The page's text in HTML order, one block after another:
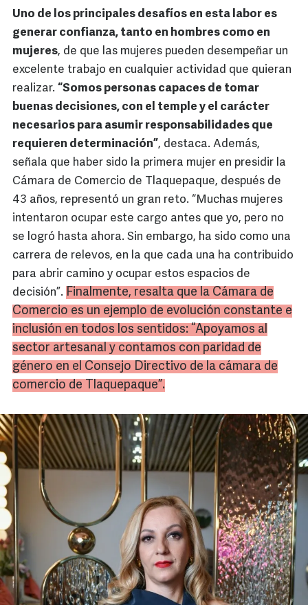
Uno de los principales desafíos en esta labor es
generar confianza, tanto en hombres como en
mujeres, de que las mujeres pueden desempeñar un
excelente trabajo en cualquier actividad que quieran
realizar. “Somos personas capaces de tomar
buenas decisiones, con el temple y el carácter
necesarios para asumir responsabilidades que
requieren determinación”, destaca. Además,
señala que haber sido la primera mujer en presidir la
Cámara de Comercio de Tlaquepaque, después de
43 años, representó un gran reto. “Muchas mujeres
intentaron ocupar este cargo antes que yo, pero no
se logró hasta ahora. Sin embargo, ha sido como una
carrera de relevos, en la que cada una ha contribuido
para abrir camino y ocupar estos espacios de
decisión”. Finalmente, resalta que la Cámara de
Comercio es un ejemplo de evolución constante e
inclusión en todos los sentidos: “Apoyamos al
sector artesanal y contamos con paridad de
género en el Consejo Directivo de la cámara de
comercio de Tlaquepaque”.